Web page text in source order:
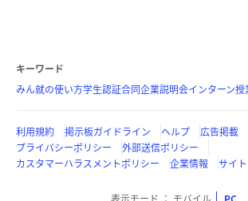
キーワード
みん就の使い方学生認証合同企業説明会インターン授
利用規約 掲示板ガイドライン ヘルプ 広告掲載
プライバシーポリシー
外部送信ポリシー
カスタマーハラスメントポリシー
企業情報 サイ